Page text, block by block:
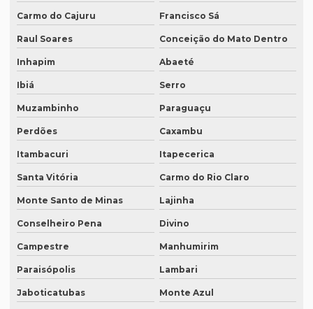
Intérprete de espanhol em campinas
Intérprete de espanhol em curitiba
Intérprete de espanhol em porto alegre
Intérprete para eventos
Intérprete de inglês em campinas
Intérprete de inglês em porto alegre
Intérprete de inglês português
Interprete de italiano profissional
Intérprete japonês português
Intérprete juramentado
Carmo do Cajuru Francisco Sá
Raul Soares Conceição do Mato Dentro
Inhapim Abaeté
Ibiá Serro
Muzambinho Paraguaçu
Perdões Caxambu
Itambacuri Itapecerica
Santa Vitória Carmo do Rio Claro
Monte Santo de Minas Lajinha
Conselheiro Pena Divino
Campestre Manhumirim
Paraisópolis Lambari
Jaboticatubas Monte Azul